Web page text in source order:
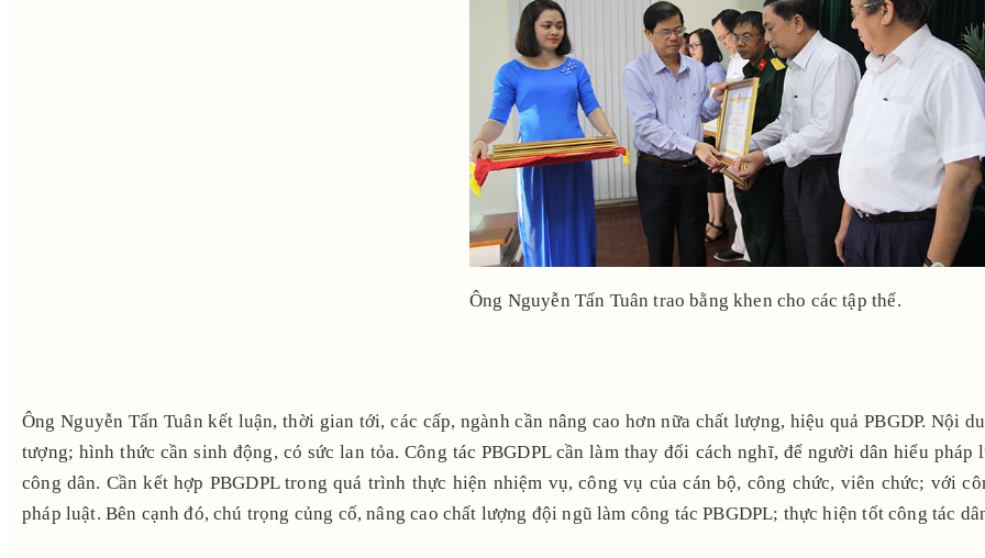
Ông Nguyễn Tấn Tuân trao bằng khen cho các tập thể.
Ông Nguyễn Tấn Tuân kết luận, thời gian tới, các cấp, ngành cần nâng cao hơn nữa chất lượng, hiệu quả PBGDP. Nội
tượng; hình thức cần sinh động, có sức lan tỏa. Công tác PBGDPL cần làm thay đổi cách nghĩ, để người dân hiểu
công dân. Cần kết hợp PBGDPL trong quá trình thực hiện nhiệm vụ, công vụ của cán bộ, công chức, viên chức; với
pháp luật. Bên cạnh đó, chú trọng củng cố, nâng cao chất lượng đội ngũ làm công tác PBGDPL; thực hiện tốt công tác